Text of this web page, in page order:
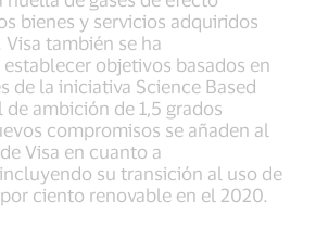
bienes y servicios adquiridos
también se ha
objetivos basados en
de la iniciativa Science Based
ambición de 1,5 grados
compromisos se añaden al
Visa en cuanto a
su transición al uso de
ciento renovable en el 2020.